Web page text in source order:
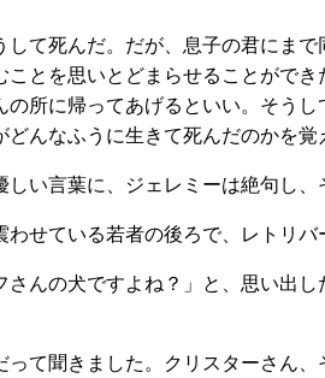
して死んだ。だが、息子の君にま
ことを思いとどまらせることがで
の所に帰ってあげるといい。そう
んなふうに生きて死んだのかを
い言葉に、ジェレミーは絶句し
せている若者の後ろで、レトリバ
んの犬ですよね？」と、思い出
って聞きました。クリスターさん